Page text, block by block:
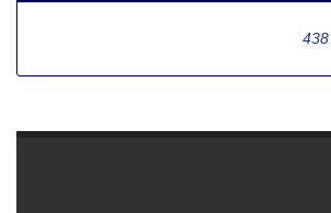
438